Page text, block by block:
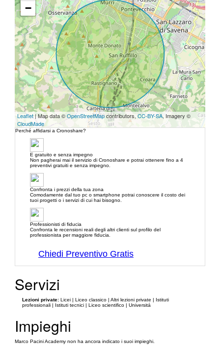
−
Leaflet | Map data ©OpenStreetMapcontributors, CC-BY-SA, Imagery ©
CloudMade
Perché affidarsi a Cronoshare?
E gratuito e senza impegno
Non pagherai mai il servizio di Cronoshare e potrai ottenere fino a 4
preventivi gratuiti e senza impegno.
Confronta i prezzi della tua zona
Comodamente dal tuo pc o smartphone potrai conoscere il costo dei
tuoi progetti o i servizi di cui hai bisogno.
Professionisti di fiducia
Confronta le recensioni reali degli altri clienti sul profilo del
professionista per maggiore fiducia.
Chiedi Preventivo Gratis
Servizi
Lezioni private: Licei | Liceo classico | Altri lezioni private | Istituti
professionali | Istituti tecnici | Liceo scientifico | Universitá
Impieghi
Marco Pacini Academy non ha ancora indicato i suoi impieghi.